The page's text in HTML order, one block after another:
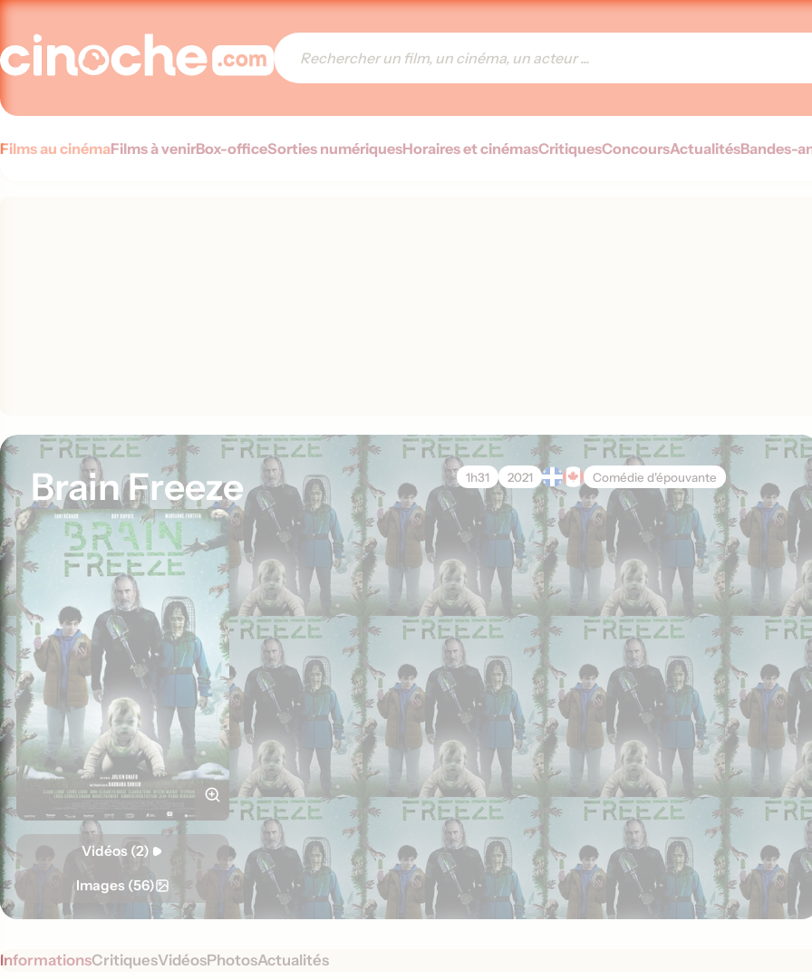
Films au cinémaFilms à venirBox-officeSorties numériquesHoraires et cinémasCritiquesConcoursActualitésBandes-
Brain Freeze 1h31 2021 Comédie d'épouvante
Vidéos (2)
Images (56)
InformationsCritiquesVidéosPhotosActualités